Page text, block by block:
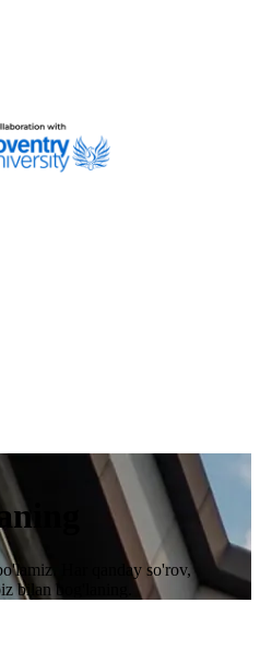
Har qanday so'rov,
bilan bog'laning.